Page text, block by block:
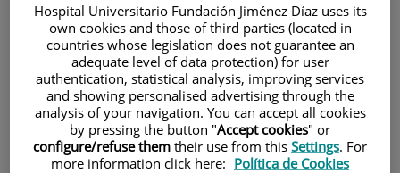
contenido
Selector
Buscar
Hospital Universitario Fundación Jiménez Díaz uses its
own cookies and those of third parties (located in
countries whose legislation does not guarantee an
adequate level of data protection) for user
authentication, statistical analysis, improving services
and showing personalised advertising through the
analysis of your navigation. You can accept all cookies
by pressing the button "Accept cookies" or
configure/refuse them their use from this Settings. For
more information click here: Política de Cookies